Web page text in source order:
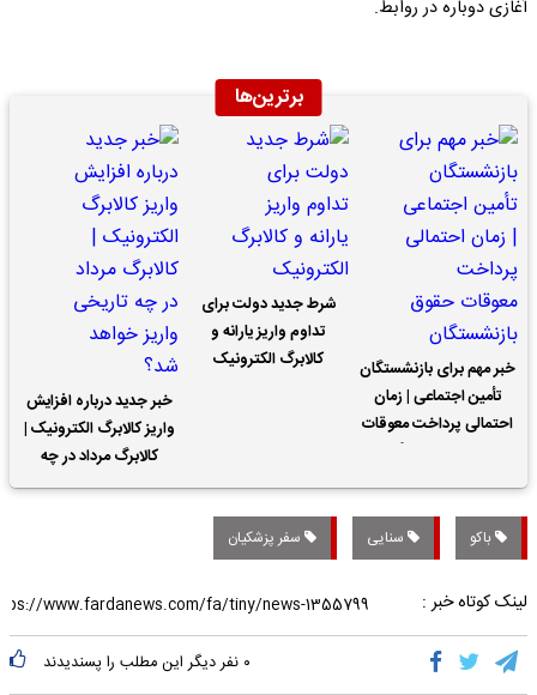
آغازی دوباره در روابط.
برترین‌ها
خبر مهم برای بازنشستگان
تأمین اجتماعی | زمان
احتمالی پرداخت معوقات
شرط جدید دولت برای
تداوم واریز یارانه و
کالابرگ الکترونیک
خبر جدید درباره افزایش
واریز کالابرگ الکترونیک |
کالابرگ مرداد در چه
تاریخی واریز خواهد شد؟
باکو سنایی سفر پزشکیان
لینک کوتاه خبر :
۰ نفر دیگر این مطلب را پسندیدند